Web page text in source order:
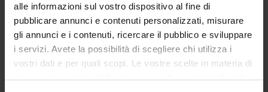
alle informazioni sul vostro dispositivo al fine di
pubblicare annunci e contenuti personalizzati, misurare
gli annunci e i contenuti, ricercare il pubblico e sviluppare
i servizi. Avete la possibilità di scegliere chi utilizza i
vostri dati e per quali scopi. Le vostre scelte in materia di
privacy sono applicabili solo su questa proprietà digitale
SEMESTRE FILTRO
CORSI DI LAUREA MAGISTRALE